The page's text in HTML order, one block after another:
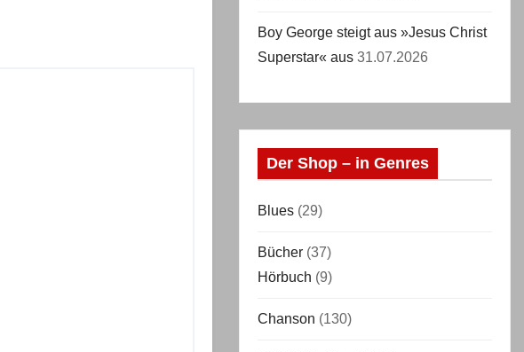
Boy George steigt aus »Jesus Christ
Superstar« aus 31.07.2026
Der Shop – in Genres
Blues (29)
Bücher (37)
Hörbuch (9)
Chanson (130)